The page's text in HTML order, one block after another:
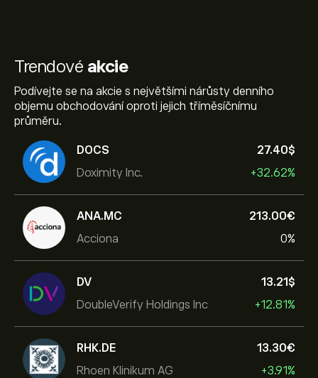
Trendové akcie
Podívejte se na akcie s největšími nárůsty denního
objemu obchodování oproti jejich tříměsíčnímu
průměru.
DOCS
Doximity Inc.
27.40‎$‎
+32.62%
ANA.MC
Acciona
213.00‎€‎
0%
DV
DoubleVerify Holdings Inc
13.21‎$‎
+12.81%
RHK.DE
Rhoen Klinikum AG
13.30‎€‎
+3.91%